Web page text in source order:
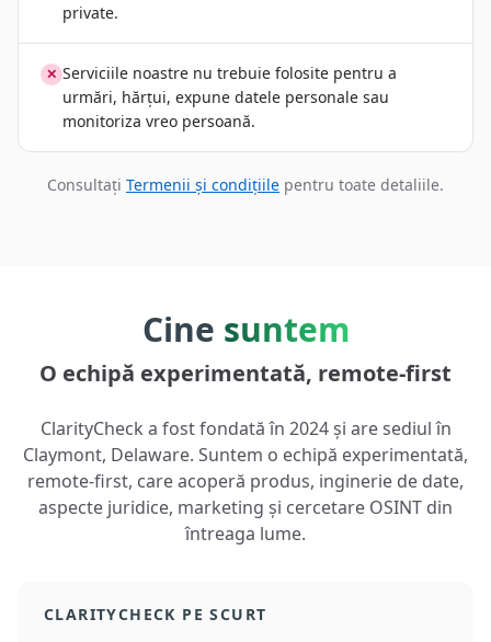
private.
✕ Serviciile noastre nu trebuie folosite pentru a
urmări, hărțui, expune datele personale sau
monitoriza vreo persoană.
Consultați Termenii și condițiile pentru toate detaliile.
Cine suntem
O echipă experimentată, remote-first
ClarityCheck a fost fondată în 2024 și are sediul în
Claymont, Delaware. Suntem o echipă experimentată,
remote-first, care acoperă produs, inginerie de date,
aspecte juridice, marketing și cercetare OSINT din
întreaga lume.
CLARITYCHECK PE SCURT